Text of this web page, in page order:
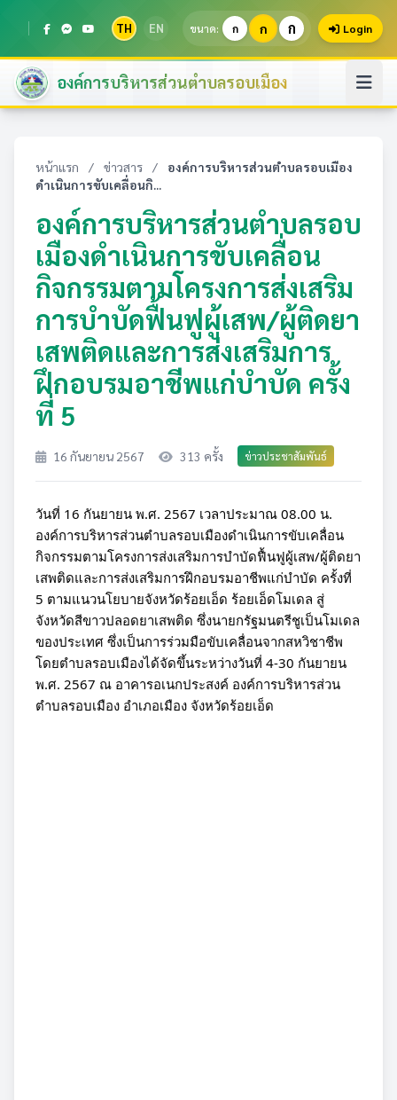
TH EN ขนาด: ก ก ก Login
องค์การบริหารส่วนตำบลรอบเมือง
หน้าแรก / ข่าวสาร /
องค์การบริหารส่วนตำบลรอบเมือง
ดำเนินการขับเคลื่อนกิ...
องค์การบริหารส่วนตำบลรอบ
เมืองดำเนินการขับเคลื่อน
กิจกรรมตามโครงการส่งเสริม
การบำบัดฟื้นฟูผู้เสพ/ผู้ติดยา
เสพติดและการส่งเสริมการ
ฝึกอบรมอาชีพแก่บำบัด ครั้ง
ที่ 5
16 กันยายน 2567 313 ครั้ง ข่าวประชาสัมพันธ์
วันที่ 16 กันยายน พ.ศ. 2567 เวลาประมาณ 08.00 น.
องค์การบริหารส่วนตำบลรอบเมืองดำเนินการขับเคลื่อน
กิจกรรมตามโครงการส่งเสริมการบำบัดฟื้นฟูผู้เสพ/ผู้ติดยา
เสพติดและการส่งเสริมการฝึกอบรมอาชีพแก่บำบัด ครั้งที่
5 ตามแนวนโยบายจังหวัดร้อยเอ็ด ร้อยเอ็ดโมเดล สู่
จังหวัดสีขาวปลอดยาเสพติด ซึ่งนายกรัฐมนตรีชูเป็นโมเดล
ของประเทศ ซึ่งเป็นการร่วมมือขับเคลื่อนจากสหวิชาชีพ
โดยตำบลรอบเมืองได้จัดขึ้นระหว่างวันที่ 4-30 กันยายน
พ.ศ. 2567 ณ อาคารอเนกประสงค์ องค์การบริหารส่วน
ตำบลรอบเมือง อำเภอเมือง จังหวัดร้อยเอ็ด